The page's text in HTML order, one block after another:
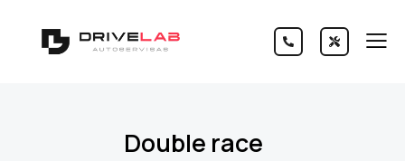
Double race